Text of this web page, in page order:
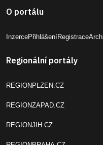
O portálu
InzercePřihlášeníRegistrace
Regionální portály
REGIONPLZEN.CZ
REGIONZAPAD.CZ
REGIONJIH.CZ